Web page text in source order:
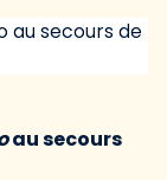
au secours